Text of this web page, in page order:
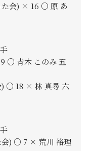
た会) × 16 ○ 原 あ
○ 青木 このみ 五
) ○ 18 × 林 真尋 六
会) ○ 7 × 荒川 裕理